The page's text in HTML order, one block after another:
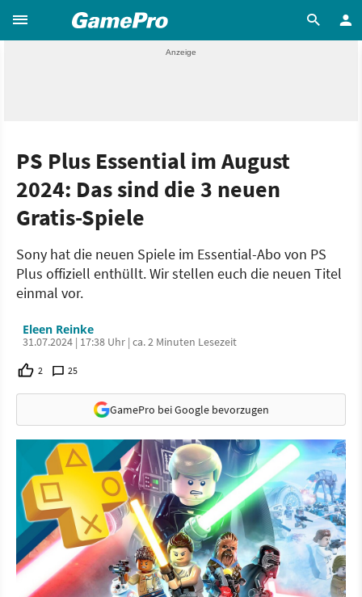
PS Plus Essential im August
2024: Das sind die 3 neuen
Gratis-Spiele
Sony hat die neuen Spiele im Essential-Abo von PS
Plus offiziell enthüllt. Wir stellen euch die neuen Titel
einmal vor.
Eleen Reinke
31.07.2024 | 17:38 Uhr | ca. 2 Minuten Lesezeit
2 25
GamePro bei Google bevorzugen